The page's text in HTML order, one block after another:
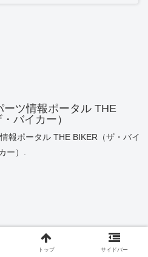
ツ情報ポータル THE
バイカー）
報ポータル THE BIKER（ザ・バイ
ー）.
トップ サイドバー